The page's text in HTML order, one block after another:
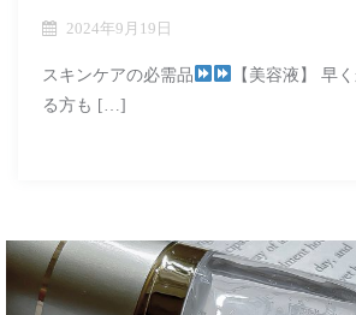
2024年9月19日
スキンケアの必需品
【美容液】 早
る方も […]